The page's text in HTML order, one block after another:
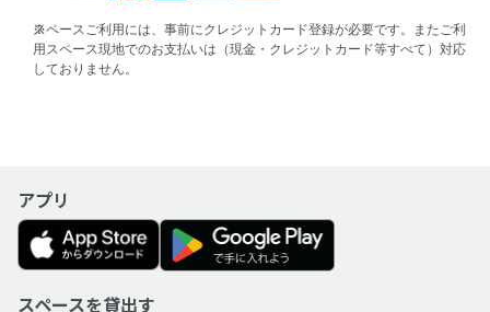
スペースご利用には、事前にクレジットカード登録が必要です。またご利
用スペース現地でのお支払いは（現金・クレジットカード等すべて）対応
しておりません。
アプリ
スペースを貸出す